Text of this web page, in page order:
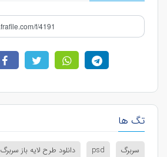
تگ ها
سربرگ psd دانلود طرح لایه باز سربرگ